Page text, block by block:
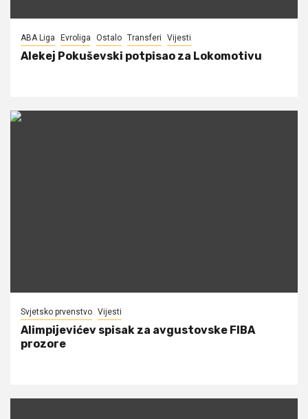
ABA Liga Evroliga Ostalo Transferi Vijesti
Alekej Pokuševski potpisao za Lokomotivu
Svjetsko prvenstvo Vijesti
Alimpijevićev spisak za avgustovske FIBA
prozore